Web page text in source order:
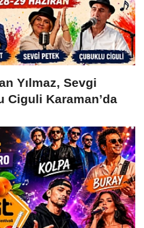
Yılmaz, Sevgi
Ciguli Karaman’da